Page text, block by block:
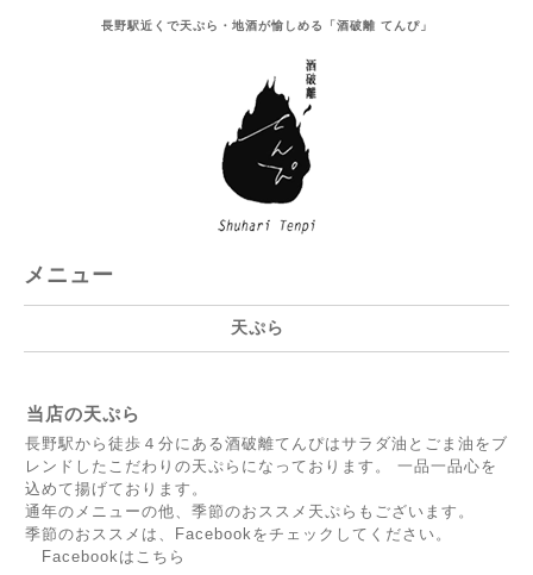
長野駅近くで天ぷら・地酒が愉しめる「酒破離 てんぴ」
メニュー
天ぷら
当店の天ぷら
長野駅から徒歩４分にある酒破離てんぴはサラダ油とごま油をブ
レンドしたこだわりの天ぷらになっております。 一品一品心を
込めて揚げております。
通年のメニューの他、季節のおススメ天ぷらもございます。
季節のおススメは、Facebookをチェックしてください。
Facebookはこちら